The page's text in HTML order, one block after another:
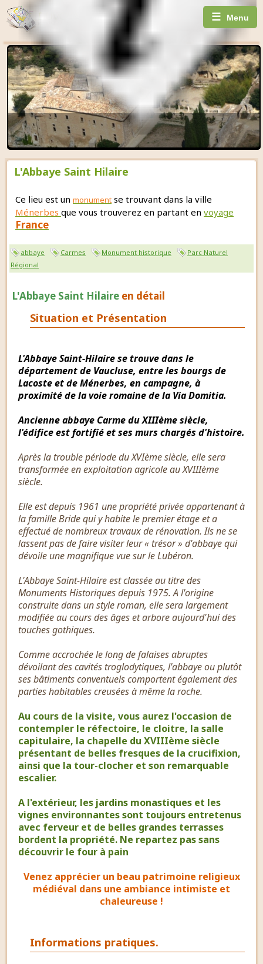
☰ Menu
L'Abbaye Saint Hilaire
Ce lieu est un monument se trouvant dans la ville
Ménerbes que vous trouverez en partant en voyage
France
abbaye Carmes Monument historique
Parc Naturel
Régional
L'Abbaye Saint Hilaire en détail
Situation et Présentation
L'Abbaye Saint-Hilaire se trouve dans le
département de Vaucluse, entre les bourgs de
Lacoste et de Ménerbes, en campagne, à
proximité de la voie romaine de la Via Domitia.
Ancienne abbaye Carme du XIIIème siècle,
l'édifice est fortifié et ses murs chargés d'histoire.
Après la trouble période du XVIème siècle, elle sera
transformée en exploitation agricole au XVIIIème
siècle.
Elle est depuis 1961 une propriété privée appartenant à
la famille Bride qui y habite le premier étage et a
effectué de nombreux travaux de rénovation. Ils ne se
lassent pas de faire visiter leur « trésor » d'abbaye qui
dévoile une magnifique vue sur le Lubéron.
L'Abbaye Saint-Hilaire est classée au titre des
Monuments Historiques depuis 1975. A l'origine
construite dans un style roman, elle sera largement
modifiée au cours des âges et arbore aujourd'hui des
touches gothiques.
Comme accrochée le long de falaises abruptes
dévoilant des cavités troglodytiques, l'abbaye ou plutôt
ses bâtiments conventuels comportent également des
parties habitables creusées à même la roche.
Au cours de la visite, vous aurez l'occasion de
contempler le réfectoire, le cloitre, la salle
capitulaire, la chapelle du XVIIIème siècle
présentant de belles fresques de la crucifixion,
ainsi que la tour-clocher et son remarquable
escalier.
A l'extérieur, les jardins monastiques et les
vignes environnantes sont toujours entretenus
avec ferveur et de belles grandes terrasses
bordent la propriété. Ne repartez pas sans
découvrir le four à pain
Venez apprécier un beau patrimoine religieux
médiéval dans une ambiance intimiste et
chaleureuse !
Informations pratiques.